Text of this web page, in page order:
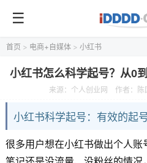
首页 > 电商+自媒体 > 小红书
小红书怎么科学起号？从0
来源： 个人创业网 作者：陈
小红书科学起号：有效的起
很多用户想在小红书做出个人